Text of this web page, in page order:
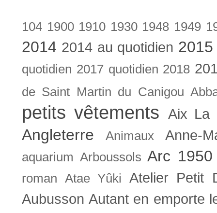
104 1900 1910 1930 1948 1949
2014 2014 au quotidien
quotidien 2017 quotidien 2018
de Saint Martin du Canigou
petits vêtements Aix La
Angleterre Animaux Anne-
aquarium Arboussols Arc 1950
roman Atae Yûki
Atelier Petit
Aubusson Autant en emporte